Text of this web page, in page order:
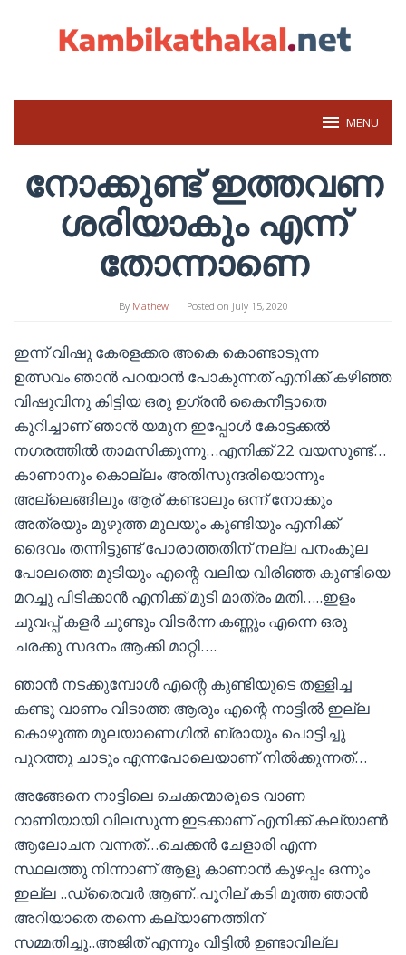
MENU
നോക്കുണ്ട് ഇത്തവണ
ശരിയാകും എന്ന്
തോന്നാണെ
By Mathew Posted on July 15, 2020
ഇന്ന് വിഷു കേരളക്കര അകെ കൊണ്ടാടുന്ന
ഉത്സവം.ഞാൻ പറയാൻ പോകുന്നത് എനിക്ക് കഴിഞ്ഞ
വിഷുവിനു കിട്ടിയ ഒരു ഉഗ്രൻ കൈനീട്ടാതെ
കുറിച്ചാണ് ഞാൻ യമുന ഇപ്പോൾ കോട്ടക്കൽ
നഗരത്തിൽ താമസിക്കുന്നു…എനിക്ക് 22 വയസുണ്ട്…
കാണാനും കൊല്ലം അതിസുന്ദരിയൊന്നും
അല്ലെങ്ങിലും ആര് കണ്ടാലും ഒന്ന് നോക്കും
അത്രയും മുഴുത്ത മുലയും കുണ്ടിയും എനിക്ക്
ദൈവം തന്നിട്ടുണ്ട് പോരാത്തതിന് നല്ല പനംകുല
പോലത്തെ മുടിയും എന്റെ വലിയ വിരിഞ്ഞ കുണ്ടിയെ
മറച്ചു പിടിക്കാൻ എനിക്ക് മുടി മാത്രം മതി…..ഇളം
ചുവപ്പ് കളർ ചുണ്ടും വിടർന്ന കണ്ണും എന്നെ ഒരു
ചരക്കു സദനം ആക്കി മാറ്റി….
ഞാൻ നടക്കുമ്പോൾ എന്റെ കുണ്ടിയുടെ തള്ളിച്ച
കണ്ടു വാണം വിടാത്ത ആരും എന്റെ നാട്ടിൽ ഇല്ല
കൊഴുത്ത മുലയാണെഗിൽ ബ്രായും പൊട്ടിച്ചു
പുറത്തു ചാടും എന്നപോലെയാണ് നിൽക്കുന്നത്…
അങ്ങേനെ നാട്ടിലെ ചെക്കന്മാരുടെ വാണ
റാണിയായി വിലസുന്ന ഇടക്കാണ് എനിക്ക് കല്യാൺ
ആലോചന വന്നത്…ചെക്കൻ ചേളാരി എന്ന
സ്ഥലത്തു നിന്നാണ് ആളു കാണാൻ കുഴപ്പം ഒന്നും
ഇല്ല ..ഡ്രൈവർ ആണ്..പൂറില് കടി മൂത്ത ഞാൻ
അറിയാതെ തന്നെ കല്യാണത്തിന്
സമ്മതിച്ചു..അജിത് എന്നും വീട്ടിൽ ഉണ്ടാവില്ല